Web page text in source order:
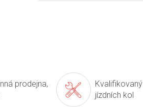
prodejna,
jízdních kol